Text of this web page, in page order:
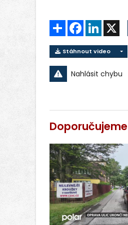
Sdílet FacebookLinkedIn
Stáhnout video
Nahlásit chybu
Doporučujeme